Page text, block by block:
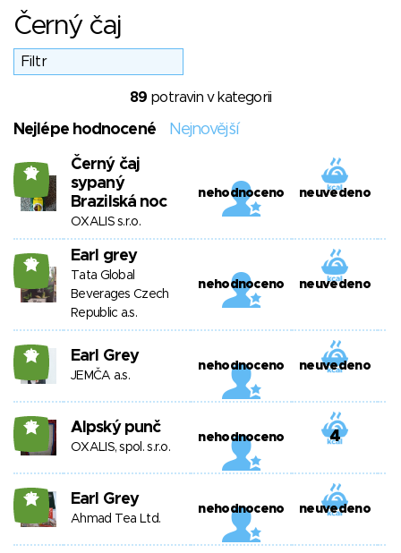
Černý čaj
89 potravin v kategorii
Nejlépe hodnocené Nejnovější
18
Černý čaj
sypaný
Brazilská noc
OXALIS s.r.o.
nehodnoceno neuvedeno
18 Earl grey
Tata Global
Beverages Czech
Republic a.s.
nehodnoceno neuvedeno
18 Earl Grey
JEMČA a.s.
nehodnoceno neuvedeno
17 Alpský punč
OXALIS, spol. s.r.o.
nehodnoceno 4
17 Earl Grey
Ahmad Tea Ltd.
nehodnoceno neuvedeno